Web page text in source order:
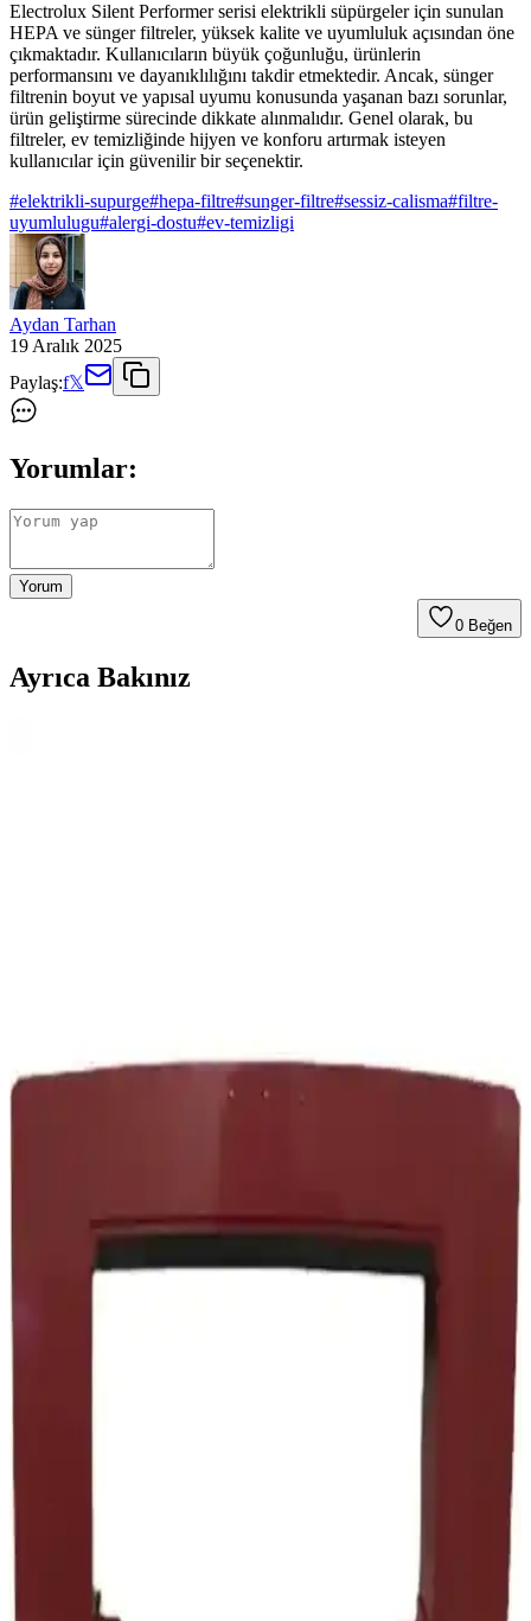
Electrolux Silent Performer serisi elektrikli süpürgeler için sunulan
HEPA ve sünger filtreler, yüksek kalite ve uyumluluk açısından öne
çıkmaktadır. Kullanıcıların büyük çoğunluğu, ürünlerin
performansını ve dayanıklılığını takdir etmektedir. Ancak, sünger
filtrenin boyut ve yapısal uyumu konusunda yaşanan bazı sorunlar,
ürün geliştirme sürecinde dikkate alınmalıdır. Genel olarak, bu
filtreler, ev temizliğinde hijyen ve konforu artırmak isteyen
kullanıcılar için güvenilir bir seçenektir.
#elektrikli-supurge#hepa-filtre#sunger-filtre#sessiz-calisma#filtre-
uyumlulugu#alergi-dostu#ev-temizligi
Aydan Tarhan
19 Aralık 2025
Paylaş:f𝕏
Yorumlar:
Yorum
0 Beğen
Ayrıca Bakınız
Rowenta Ro 3719 Compact Power Cyclonic HEPA
Filtre Seti Detaylı Analizi ve Kullanıcı Yorumları
Electrolux Elektrikli Süpürge Tutma Sapı: Uyumlu
Modeller ve Kullanım Özellikleri
ergonomik tasarımıyla uyumlu modellerde kolay kullanım sağlar,
Fantom Technovac Eco TR 8700 Cyclone Toz
Torbasız Elektrikli Süpürge İncelemesi ve Kullanıcı
Fantom Technovac Eco TR 8700, yüksek performanslı, toz torbasız,
sessiz ve çevre dostu tasarımıyla ev ve ofis temizliğinde etkili
Arnica ET14300 ile Philips karşılaştırması: Emiş
gücü ve ses seviyesi odaklı farklar